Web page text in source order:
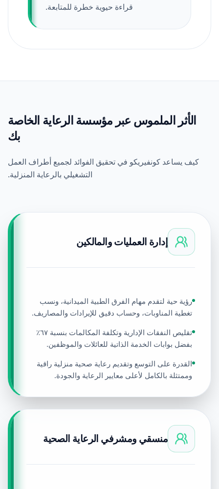
قراءة حيوية خطرة للمتابعة.
الأثر الملموس عبر مؤسسة الرعاية الخاصة
بك
كيف يساعد كونفيريكو في تحقيق الفوائد لجميع أطراف العمل
التشغيلي بالرعاية المنزلية.
إدارة العمليات والمالكين
رؤية حية لتقدم مهام الفرق الطبية الميدانية، ونسب
تغطية المناوبات، وحساب دقيق للإيرادات والمصاريف.
تقليص النفقات الإدارية وتكلفة المكالمات بنسبة ٦٧٪
بفضل بوابات الخدمة الذاتية للعائلات والموظفين.
القدرة على التوسع وتقديم رعاية صحية منزلية راقية
وممتثلة بالكامل لأعلى معايير الرعاية والجودة.
منسقي ومشرفي الرعاية الصحية